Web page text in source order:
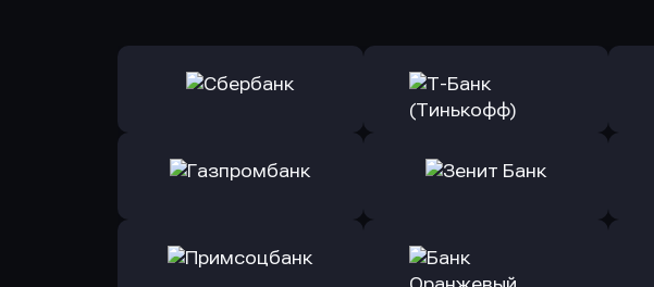
Оправить заявку
Оправить заявку
Оправить заявку
Оправить заявку
в Зенит Банк